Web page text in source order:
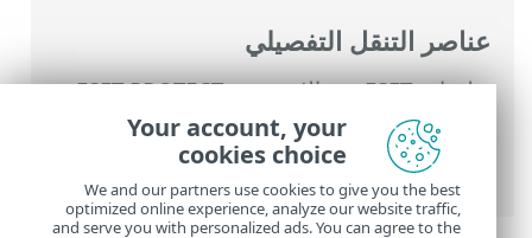
عناصر التنقل التفصيلي
تعليمات ESET عبر الإنترنت >
ESET PROTECT
>
استخدام ‎ESET PROTECT
>القائمة الرئيسية
ESET PROTECT
>المهام>مهام العميل
فحص الخادم
Your account, your
cookies choice
We and our partners use cookies to give you the best
optimized online experience, analyze our website traffic,
and serve you with personalized ads. You can agree to the